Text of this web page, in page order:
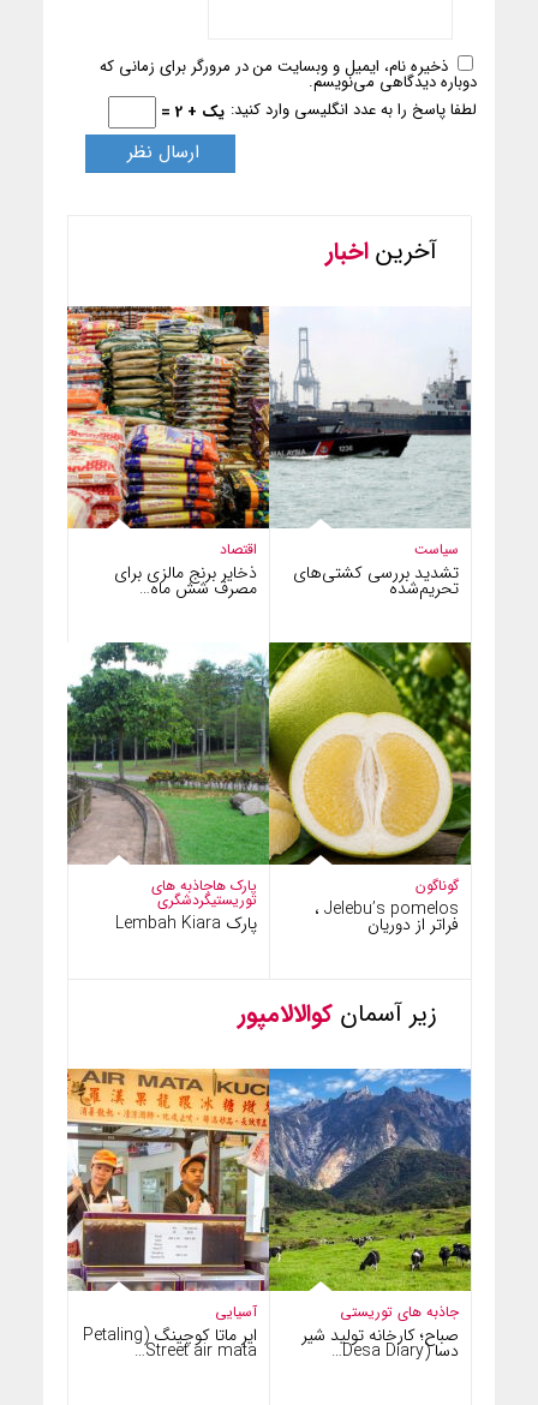
ذخیره نام، ایمیل و وبسایت من در مرورگر برای زمانی که
دوباره دیدگاهی می‌نویسم.
لطفا پاسخ را به عدد انگلیسی وارد کنید: یک + 2 =
آخریناخبار
اقتصاد
ذخایر برنج مالزی برای
مصرف شش ماه…
سیاست
تشدید بررسی کشتی‌های
تحریم‌شده
پارک هاجاذبه های
توریستیگردشگری
پارک Lembah Kiara
گوناگون
Jelebu’s pomelos ،
فراتر از دوریان
زیر آسمان کوالالامپور
آسیایی
ایر ماتا کوچینگ (Petaling
Street air mata…
جاذبه های توریستی
صباح؛ کارخانه تولید شیر
دسا (Desa Diary…